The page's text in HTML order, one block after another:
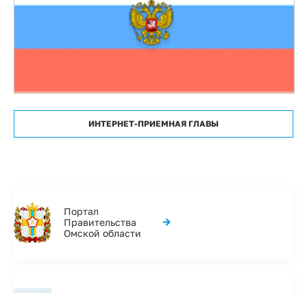
ИНТЕРНЕТ-ПРИЕМНАЯ ГЛАВЫ
Портал
Правительства
Омской области
→